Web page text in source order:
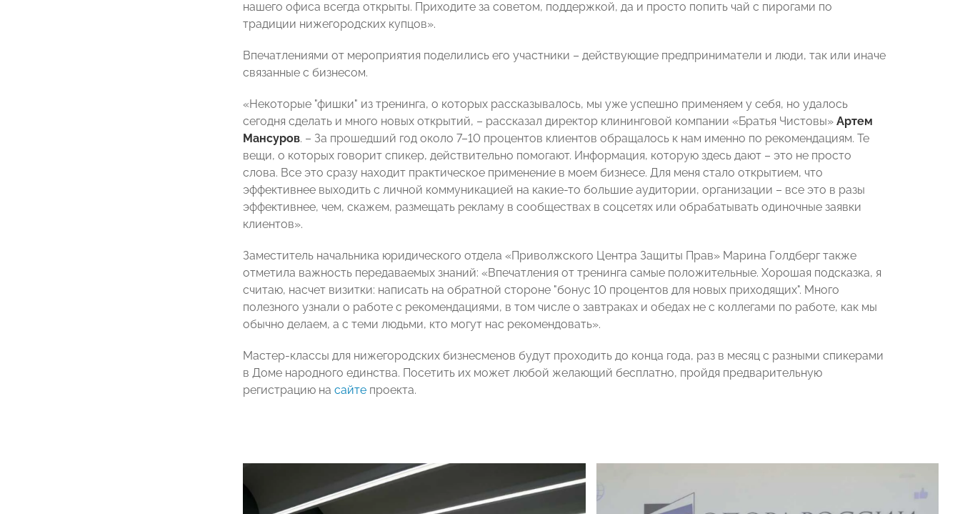
нашего офиса всегда открыты. Приходите за советом, поддержкой, да и просто попить чай с пирогами по
традиции нижегородских купцов».
Впечатлениями от мероприятия поделились его участники – действующие предприниматели и люди, так или иначе
связанные с бизнесом.
«Некоторые "фишки" из тренинга, о которых рассказывалось, мы уже успешно применяем у себя, но удалось
сегодня сделать и много новых открытий, – рассказал директор клининговой компании «Братья Чистовы» Артем
Мансуров. – За прошедший год около 7–10 процентов клиентов обращалось к нам именно по рекомендациям. Те
вещи, о которых говорит спикер, действительно помогают. Информация, которую здесь дают – это не просто
слова. Все это сразу находит практическое применение в моем бизнесе. Для меня стало открытием, что
эффективнее выходить с личной коммуникацией на какие-то большие аудитории, организации – все это в разы
эффективнее, чем, скажем, размещать рекламу в сообществах в соцсетях или обрабатывать одиночные заявки
клиентов».
Заместитель начальника юридического отдела «Приволжского Центра Защиты Прав» Марина Голдберг также
отметила важность передаваемых знаний: «Впечатления от тренинга самые положительные. Хорошая подсказка, я
считаю, насчет визитки: написать на обратной стороне "бонус 10 процентов для новых приходящих". Много
полезного узнали о работе с рекомендациями, в том числе о завтраках и обедах не с коллегами по работе, как мы
обычно делаем, а с теми людьми, кто могут нас рекомендовать».
Мастер-классы для нижегородских бизнесменов будут проходить до конца года, раз в месяц с разными спикерами
в Доме народного единства. Посетить их может любой желающий бесплатно, пройдя предварительную
регистрацию на сайте проекта.